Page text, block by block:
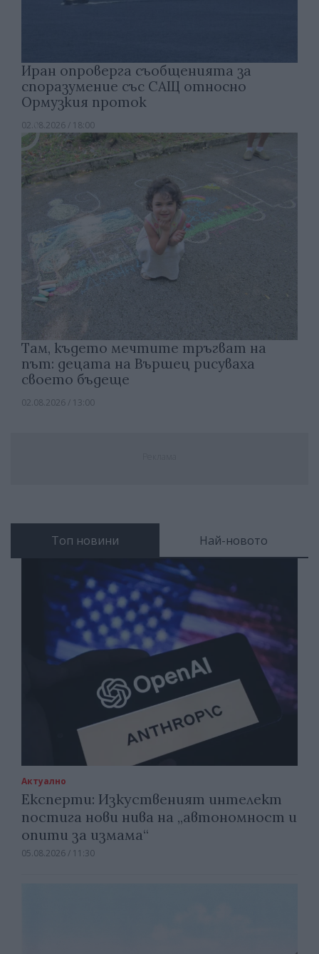
Иран опроверга съобщенията за
споразумение със САЩ относно
Ормузкия проток
02.08.2026 / 18:00
Там, където мечтите тръгват на
път: децата на Вършец рисуваха
своето бъдеще
02.08.2026 / 13:00
Топ новини Най-новото
Актуално
Експерти: Изкуственият интелект
постига нови нива на „автономност и
опити за измама“
05.08.2026 / 11:30